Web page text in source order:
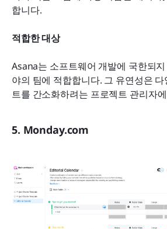
합니다.
적합한 대상
Asana는 소프트웨어 개발에 국한되
야의 팀에 적합합니다. 그 유연성은
트를 간소화하려는 프로젝트 관리자
5. Monday.com